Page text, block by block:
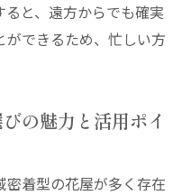
と、遠方からでも確実
ができるため、忙しい方
の魅力と活用ポイ
着型の花屋が多く存在